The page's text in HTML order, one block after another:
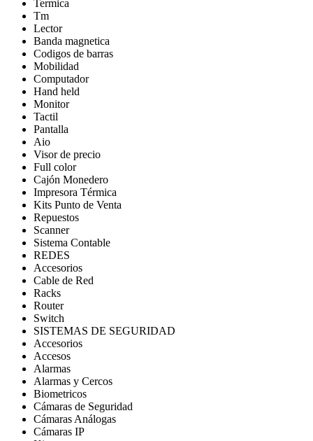
Termica
Tm
Lector
Banda magnetica
Codigos de barras
Mobilidad
Computador
Hand held
Monitor
Tactil
Pantalla
Aio
Visor de precio
Full color
Cajón Monedero
Impresora Térmica
Kits Punto de Venta
Repuestos
Scanner
Sistema Contable
REDES
Accesorios
Cable de Red
Racks
Router
Switch
SISTEMAS DE SEGURIDAD
Accesorios
Accesos
Alarmas
Alarmas y Cercos
Biometricos
Cámaras de Seguridad
Cámaras Análogas
Cámaras IP